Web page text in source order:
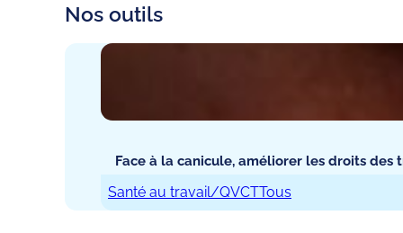
Nos outils
Face à la canicule, améliorer les droits des
Santé au travail/QVCTTous